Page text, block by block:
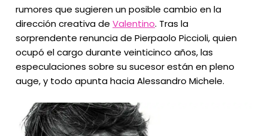
rumores que sugieren un posible cambio en la
dirección creativa deValentino. Tras la
sorprendente renuncia de Pierpaolo Piccioli, quien
ocupó el cargo durante veinticinco años, las
especulaciones sobre su sucesor están en pleno
auge, y todo apunta hacia Alessandro Michele.